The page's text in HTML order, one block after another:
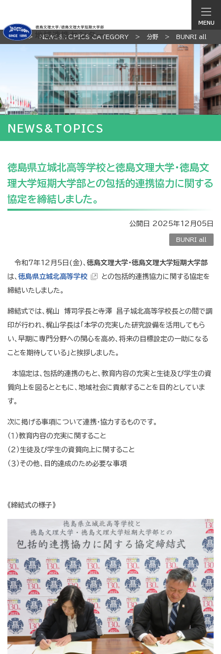
MENU
TOP NEWS&TOPICS CATEGORY 分野 BUNRI all
NEWS&TOPICS
徳島県立城北高等学校と徳島文理大学・徳島文
理大学短期大学部との包括的連携協力に関する
協定を締結しました。
公開日 2025年12月05日
BUNRI all
令和7年12月5日(金)、 徳島文理大学・徳島文理大学短期大学部
は、 徳島県立城北高等学校
との包括的連携協力に関する協定を
締結いたしました。
締結式では、梶山 博司学長と寺澤 昌子城北高等学校長との間で調
印が行われ、梶山学長は「本学の充実した研究設備を活用してもら
い、早期に専門分野への関心を高め、将来の目標設定の一助になる
ことを期待している」と挨拶しました。
本協定は、包括的連携のもと、教育内容の充実と生徒及び学生の資
質向上を図るとともに、地域社会に貢献することを目的としていま
す。
次に掲げる事項について連携・協力するものです。
（１）教育内容の充実に関すること
（２）生徒及び学生の資質向上に関すること
（３）その他、目的達成のため必要な事項
《締結式の様子》